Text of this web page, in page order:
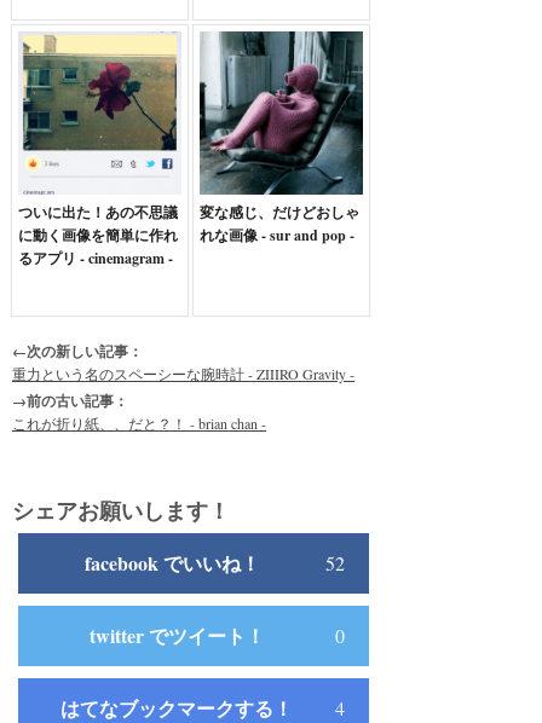
ついに出た！あの不思議
に動く画像を簡単に作れ
るアプリ - cinemagram -
変な感じ、だけどおしゃ
れな画像 - sur and pop -
←次の新しい記事：
重力という名のスペーシーな腕時計 - ZIIIRO Gravity -
→前の古い記事：
これが折り紙、、だと？！ - brian chan -
シェアお願いします！
facebook でいいね！ 52
twitter でツイート！ 0
はてなブックマークする！ 4